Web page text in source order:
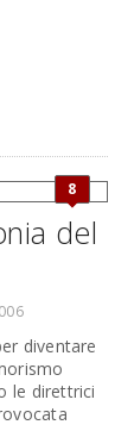
8
del
diventare
le direttrici